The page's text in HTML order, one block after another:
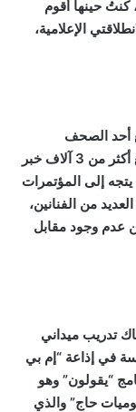
حينها أقوم
الإعلامية،
أحد الصحف
الإلكترونية لتحرير وكتابة أخبار صحافية، وقد بلغ أكثر من 3 آلاف خبر
إلى المؤتمرات
من الفنانين،
عدم وجود مقابل
عام 2019، كان هناك تدريب ميداني
في إذاعة “إم بي
“يقولون” وهو
حاج” والذي